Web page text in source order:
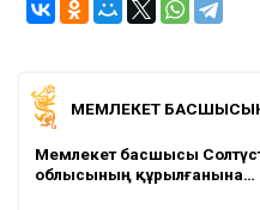
МЕМЛЕКЕТ
Мемлекет басшысы
облысының құрылғанына…